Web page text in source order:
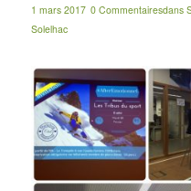
1 mars 2017 0 Commentairesdans
Solelhac